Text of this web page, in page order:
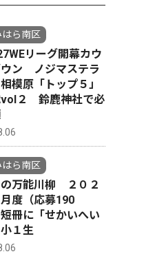
ース
2026.07.30
クラブ 練
に 野球指
協力
可決 ２
はら南区
リーグ開幕カウ
ウン ノジマステラ
模原「トップ５」
vol２ 鈴鹿神社で必
はら南区
万能川柳 ２０２
度（応募190
冊に「せかいへい
１生